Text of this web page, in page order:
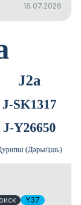
16.07.2026
Y37